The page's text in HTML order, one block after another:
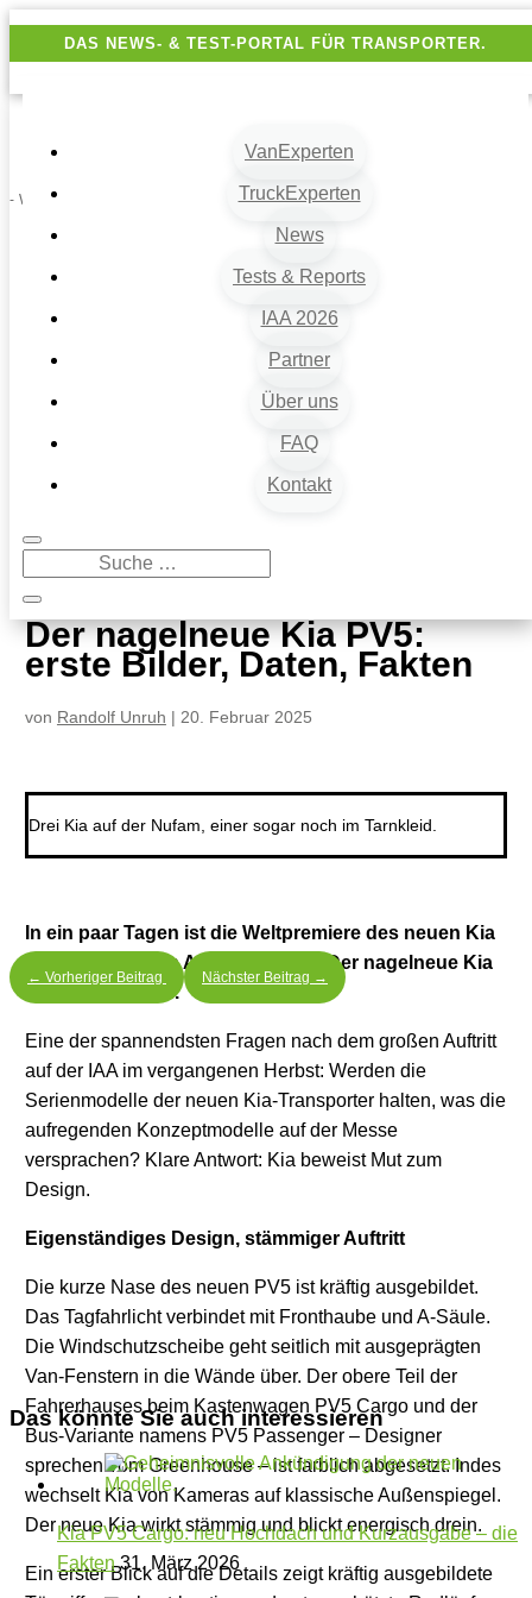
DAS NEWS- & TEST-PORTAL FÜR TRANSPORTER.
VanExperten
TruckExperten
News
Tests & Reports
IAA 2026
Partner
Über uns
FAQ
Kontakt
- Werbung -
9
Der nagelneue Kia PV5: erste Bilder, Daten, Fakten
Der nagelneue Kia PV5:
erste Bilder, Daten, Fakten
von Randolf Unruh | 20. Februar 2025
Drei Kia auf der Nufam, einer sogar noch im Tarnkleid.
In ein paar Tagen ist die Weltpremiere des neuen Kia
PV5. Vorab einen Appetithappen. Der nagelneue Kia
PV5: erste Bilder.
Eine der spannendsten Fragen nach dem großen Auftritt
auf der IAA im vergangenen Herbst: Werden die
Serienmodelle der neuen Kia-Transporter halten, was die
aufregenden Konzeptmodelle auf der Messe
versprachen? Klare Antwort: Kia beweist Mut zum
Design.
Eigenständiges Design, stämmiger Auftritt
Die kurze Nase des neuen PV5 ist kräftig ausgebildet.
Das Tagfahrlicht verbindet mit Fronthaube und A-Säule.
Die Windschutzscheibe geht seitlich mit ausgeprägten
Van-Fenstern in die Wände über. Der obere Teil der
Fahrerhauses beim Kastenwagen PV5 Cargo und der
Bus-Variante namens PV5 Passenger – Designer
sprechen vom Greenhouse – ist farblich abgesetzt. Indes
wechselt Kia von Kameras auf klassische Außenspiegel.
Der neue Kia wirkt stämmig und blickt energisch drein.
Ein erster Blick auf die Details zeigt kräftig ausgebildete
← Vorheriger Beitrag Nächster Beitrag →
Das könnte Sie auch interessieren
Kia PV5 Cargo: neu Hochdach und Kurzausgabe – die
Fakten31. März 2026